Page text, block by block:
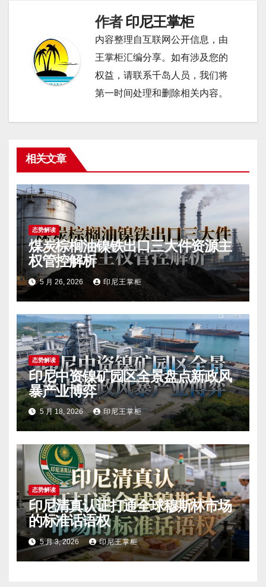
作者印尼王掌柜
内容整理自互联网公开信息，由
王掌柜汇编分享。如有涉及您的
权益，请联系千岛人员，我们将
第一时间处理和删除相关内容。
相关文章
态势解读
煤炭棕榈油镍铁出口三大件资源主
权管控解析
5 月 26, 2026 印尼王掌柜
态势解读
印尼中资镍矿园区全景盘点新政风
暴产业博弈
5 月 18, 2026 印尼王掌柜
态势解读
印尼清真认证打通全球穆斯林市场
的标准话语权
5 月 3, 2026 印尼王掌柜